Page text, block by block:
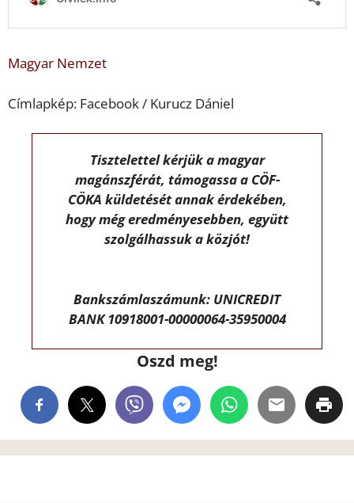
Magyar Nemzet
Címlapkép: Facebook / Kurucz Dániel
Tisztelettel kérjük a magyar
magánszférát, támogassa a CÖF-
CÖKA küldetését annak érdekében,
hogy még eredményesebben, együtt
szolgálhassuk a közjót!
Bankszámlaszámunk: UNICREDIT
BANK 10918001-00000064-35950004
Oszd meg!